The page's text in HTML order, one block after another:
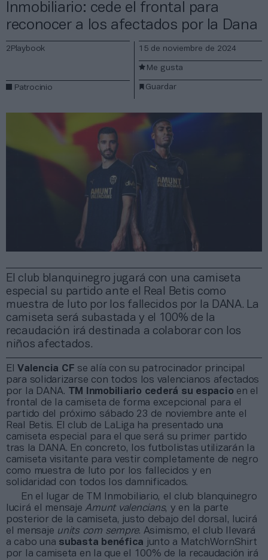
Inmobiliario: cede el frontal para
reconocer a los afectados por la Dana
El club blanquinegro jugará con una camiseta
especial su partido ante el Real Betis como
muestra de luto por los fallecidos por la DANA. La
camiseta será subastada y el 100% de la
recaudación irá destinada a colaborar con los
niños afectados.
2Playbook
Patrocinio
15 de noviembre de 2024
Guardar
Me gusta
El Valencia CF se alía con su patrocinador principal
para solidarizarse con todos los valencianos afectados
por la DANA.
TM Inmobiliario cederá su espacio en el
frontal de la camiseta de forma excepcional para el
partido del próximo sábado 23 de noviembre ante el
Real Betis. El club de LaLiga ha presentado una
camiseta especial para el que será su primer partido
tras la DANA. En concreto, los futbolistas utilizarán la
camiseta visitante para vestir completamente de negro
como muestra de luto por los fallecidos y en
solidaridad con todos los damnificados.
En el lugar de TM Inmobiliario, el club blanquinegro
lucirá el mensaje Amunt valencians, y en la parte
posterior de la camiseta, justo debajo del dorsal, lucirá
el mensaje units com sempre. Asimismo, el club llevará
a cabo una subasta benéfica junto a MatchWornShirt
por la camiseta en la que el 100% de la recaudación irá